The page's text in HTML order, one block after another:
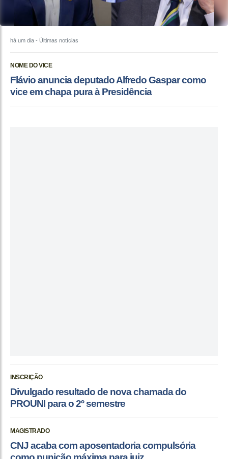
há um dia - Últimas notícias
NOME DO VICE
Flávio anuncia deputado Alfredo Gaspar como
vice em chapa pura à Presidência
INSCRIÇÃO
Divulgado resultado de nova chamada do
PROUNI para o 2º semestre
MAGISTRADO
CNJ acaba com aposentadoria compulsória